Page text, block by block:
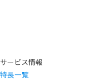
サービス情報
特長一覧